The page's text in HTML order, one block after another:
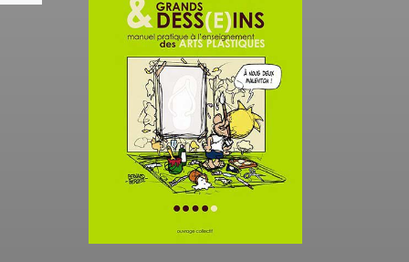
& 2
A l’occasion des nouveaux
programmes de lycée,
des équipes
pédagogiques de
différentes académies
élaborent sous la houlette